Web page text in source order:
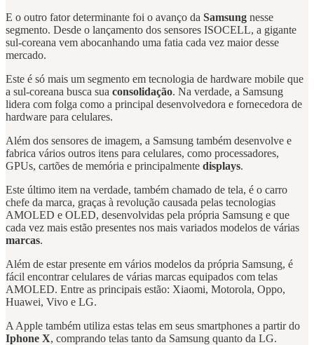
E o outro fator determinante foi o avanço da Samsung nesse
segmento. Desde o lançamento dos sensores ISOCELL, a gigante
sul-coreana vem abocanhando uma fatia cada vez maior desse
mercado.
Este é só mais um segmento em tecnologia de hardware mobile que
a sul-coreana busca sua consolidação. Na verdade, a Samsung
lidera com folga como a principal desenvolvedora e fornecedora de
hardware para celulares.
Além dos sensores de imagem, a Samsung também desenvolve e
fabrica vários outros itens para celulares, como processadores,
GPUs, cartões de memória e principalmente displays.
Este último item na verdade, também chamado de tela, é o carro
chefe da marca, graças à revolução causada pelas tecnologias
AMOLED e OLED, desenvolvidas pela própria Samsung e que
cada vez mais estão presentes nos mais variados modelos de várias
marcas.
Além de estar presente em vários modelos da própria Samsung, é
fácil encontrar celulares de várias marcas equipados com telas
AMOLED. Entre as principais estão: Xiaomi, Motorola, Oppo,
Huawei, Vivo e LG.
A Apple também utiliza estas telas em seus smartphones a partir do
Iphone X, comprando telas tanto da Samsung quanto da LG.